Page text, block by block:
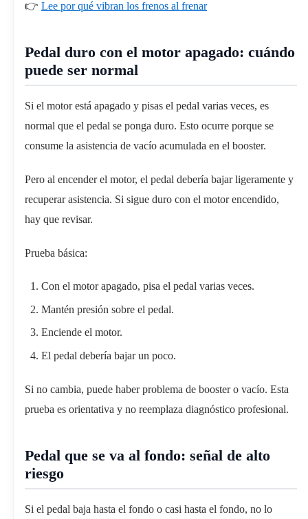
👉 Lee por qué vibran los frenos al frenar
Pedal duro con el motor apagado: cuándo
puede ser normal
Si el motor está apagado y pisas el pedal varias veces, es
normal que el pedal se ponga duro. Esto ocurre porque se
consume la asistencia de vacío acumulada en el booster.
Pero al encender el motor, el pedal debería bajar ligeramente y
recuperar asistencia. Si sigue duro con el motor encendido,
hay que revisar.
Prueba básica:
Con el motor apagado, pisa el pedal varias veces.
Mantén presión sobre el pedal.
Enciende el motor.
El pedal debería bajar un poco.
Si no cambia, puede haber problema de booster o vacío. Esta
prueba es orientativa y no reemplaza diagnóstico profesional.
Pedal que se va al fondo: señal de alto
riesgo
Si el pedal baja hasta el fondo o casi hasta el fondo, no lo